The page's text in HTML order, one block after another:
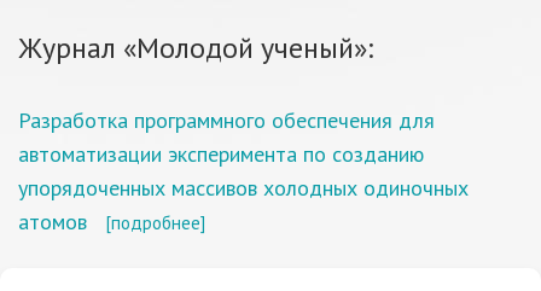
Журнал «Молодой ученый»:
Разработка программного обеспечения для
автоматизации эксперимента по созданию
упорядоченных массивов холодных одиночных
атомов
[подробнее]